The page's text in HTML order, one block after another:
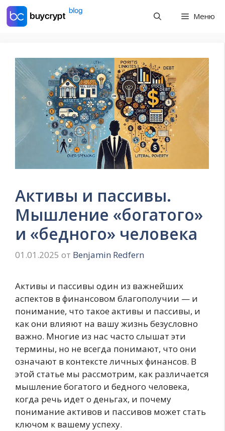
Перейти
Меню
Активы и пассивы.
Мышление «богатого»
и «бедного» человека
01.01.2025 от Benjamin Redfern
Активы и пассивы один из важнейших
аспектов в финансовом благополучии — и
понимание, что такое активы и пассивы, и
как они влияют на вашу жизнь безусловно
важно. Многие из нас часто слышат эти
термины, но не всегда понимают, что они
означают в контексте личных финансов. В
этой статье мы рассмотрим, как различается
мышление богатого и бедного человека,
когда речь идет о деньгах, и почему
понимание активов и пассивов может стать
ключом к вашему успеху.